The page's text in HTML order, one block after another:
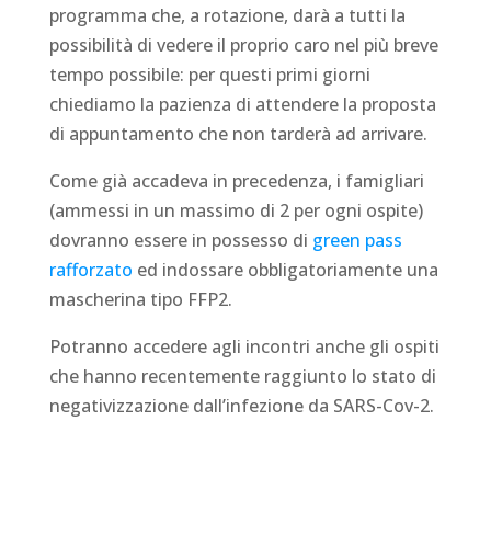
programma che, a rotazione, darà a tutti la
possibilità di vedere il proprio caro nel più breve
tempo possibile: per questi primi giorni
chiediamo la pazienza di attendere la proposta
di appuntamento che non tarderà ad arrivare.
Come già accadeva in precedenza, i famigliari
(ammessi in un massimo di 2 per ogni ospite)
dovranno essere in possesso di green pass
rafforzato ed indossare obbligatoriamente una
mascherina tipo FFP2.
Potranno accedere agli incontri anche gli ospiti
che hanno recentemente raggiunto lo stato di
negativizzazione dall’infezione da SARS-Cov-2.